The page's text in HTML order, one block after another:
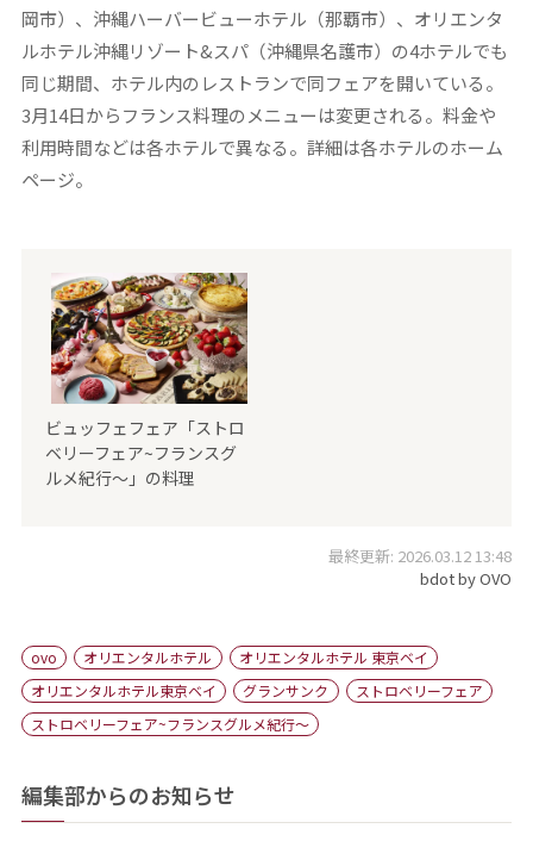
岡市）、沖縄ハーバービューホテル（那覇市）、オリエンタ
ルホテル沖縄リゾート&スパ（沖縄県名護市）の4ホテルでも
同じ期間、ホテル内のレストランで同フェアを開いている。
3月14日からフランス料理のメニューは変更される。料金や
利用時間などは各ホテルで異なる。詳細は各ホテルのホーム
ページ。
ビュッフェフェア「ストロ
ベリーフェア~フランスグ
ルメ紀行～」の料理
最終更新: 2026.03.12 13:48
bdot by OVO
ovo オリエンタルホテル
オリエンタルホテル 東京ベイ
オリエンタルホテル東京ベイ
グランサンク
ストロベリーフェア
ストロベリーフェア~フランスグルメ紀行～
編集部からのお知らせ